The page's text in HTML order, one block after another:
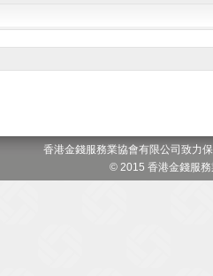
香港金錢服務業協會有限公司致力
© 2015 香港金錢服